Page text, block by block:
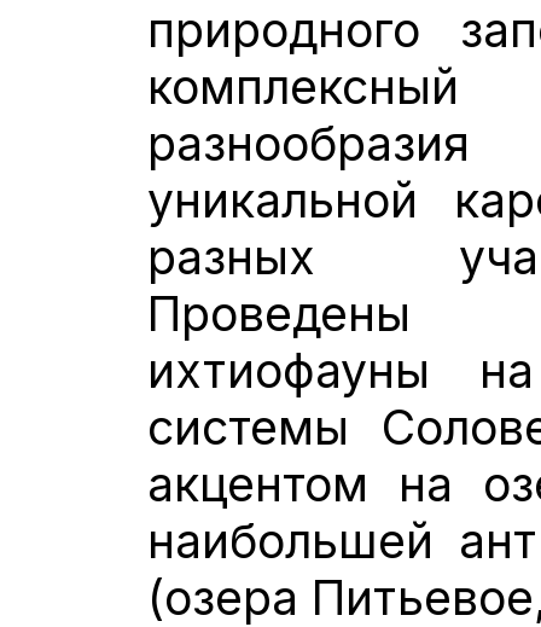
природного
уникальной
разных
ихтиофауны
системы
акцентом на
наибольшей
(озера